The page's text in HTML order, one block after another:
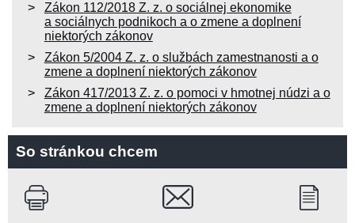
Zákon 112/2018 Z. z. o sociálnej ekonomike
a sociálnych podnikoch a o zmene a doplnení
niektorých zákonov
Zákon 5/2004 Z. z. o službách zamestnanosti a o
zmene a doplnení niektorých zákonov
Zákon 417/2013 Z. z. o pomoci v hmotnej núdzi a o
zmene a doplnení niektorých zákonov
So stránkou chcem